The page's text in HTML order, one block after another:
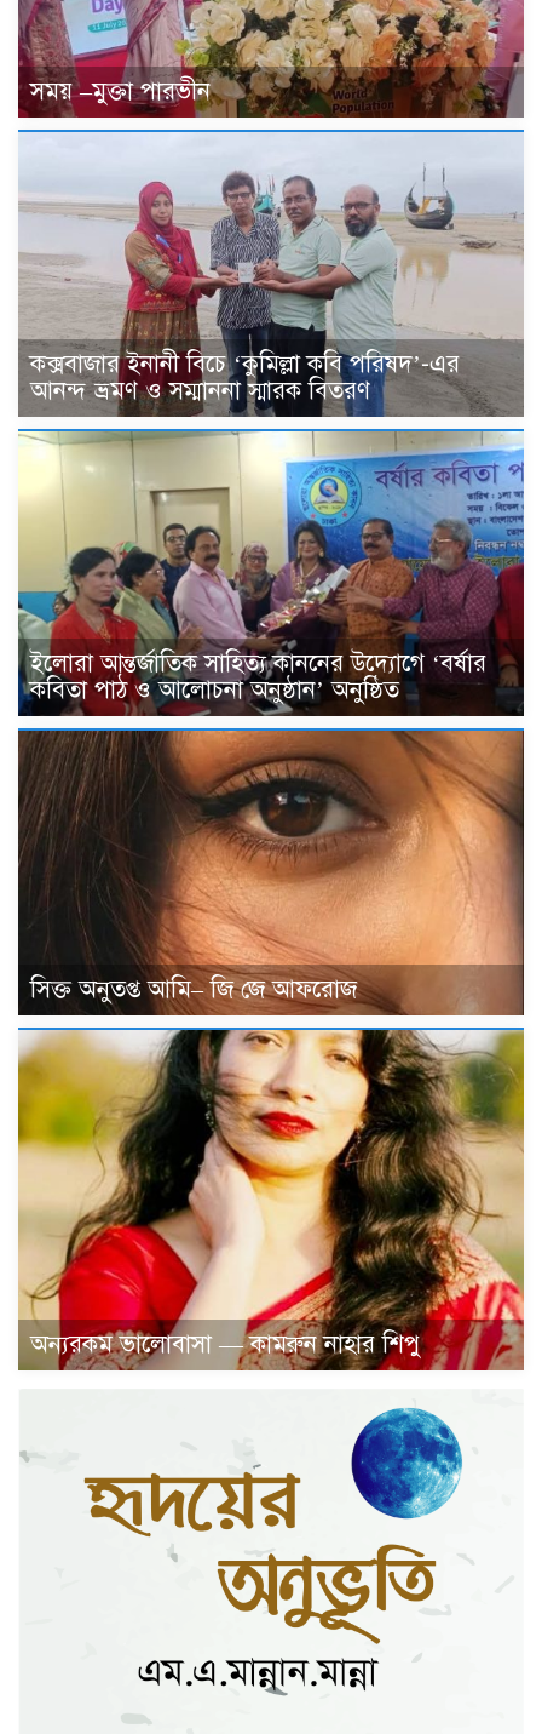
সময় –মুক্তা পারভীন
কক্সবাজার ইনানী বিচে ‘কুমিল্লা কবি পরিষদ’-এর
আনন্দ ভ্রমণ ও সম্মাননা স্মারক বিতরণ
ইলোরা আন্তর্জাতিক সাহিত্য কাননের উদ্যোগে ‘বর্ষার
কবিতা পাঠ ও আলোচনা অনুষ্ঠান’ অনুষ্ঠিত
সিক্ত অনুতপ্ত আমি– জি জে আফরোজ
অন্যরকম ভালোবাসা — কামরুন নাহার শিপু